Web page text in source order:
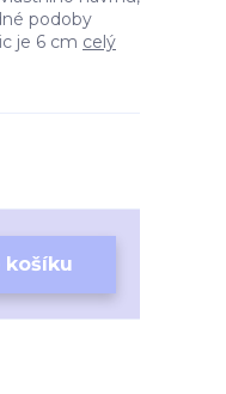
podoby
je 6 cm celý
košíku